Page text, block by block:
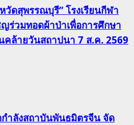
วัดสุพรรณบุรี” โรงเรียนกีฬา
ร่วมทอดผ้าป่าเพื่อการศึกษา
คล้ายวันสถาปนา 7 ส.ค. 2569
ำลังสถาบันพันธมิตรจีน จัด